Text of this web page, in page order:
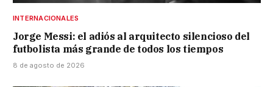
INTERNACIONALES
Jorge Messi: el adiós al arquitecto silencioso del
futbolista más grande de todos los tiempos
8 de agosto de 2026